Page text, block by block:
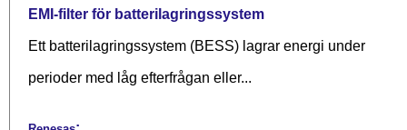
EMI-filter för batterilagringssystem
Ett batterilagringssystem (BESS) lagrar energi under
perioder med låg efterfrågan eller...